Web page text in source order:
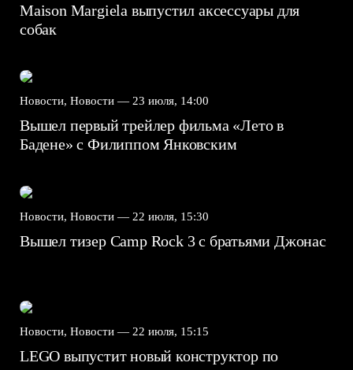
Maison Margiela выпустил аксессуары для
собак
Новости, Новости — 23 июля, 14:00
Вышел первый трейлер фильма «Лето в
Бадене» с Филиппом Янковским
Новости, Новости — 22 июля, 15:30
Вышел тизер Camp Rock 3 с братьями Джонас
Новости, Новости — 22 июля, 15:15
LEGO выпустит новый конструктор по